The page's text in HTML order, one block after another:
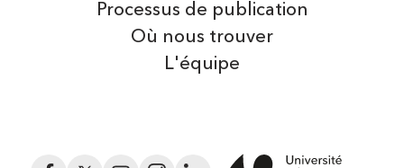
Processus de publication
Où nous trouver
L'équipe
Facebook
Twitter YouTubeInstagramLinkedIn